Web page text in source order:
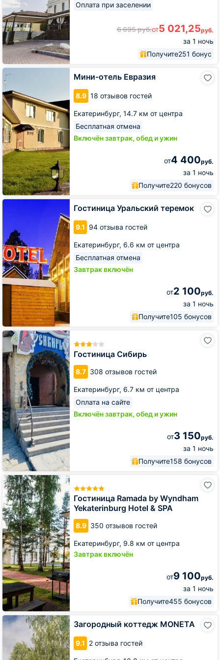
Оплата при заселении
6 695руб.от5 021,25руб.
за 1 ночь
Получите251 бонус
Мини-отель Евразия
8.9 18 отзывов гостей
Екатеринбург, 14.7 км от центра
Бесплатная отмена
Включён завтрак, обед и ужин
от4 400руб.
за 1 ночь
Получите220 бонусов
Мини-
отель
Евразия
Гостиница Уральский теремок
9.1 94 отзыва гостей
Екатеринбург, 6.6 км от центра
Бесплатная отмена
Завтрак включён
от2 100руб.
за 1 ночь
Получите105 бонусов
Гостиница
Гостиница Сибирь
8.7 308 отзывов гостей
Екатеринбург, 6.7 км от центра
Оплата на сайте
Включён завтрак, обед и ужин
от3 150руб.
за 1 ночь
Получите158 бонусов
Гостиница
Сибирь
Гостиница Ramada by Wyndham
Yekaterinburg Hotel & SPA
8.9 350 отзывов гостей
Екатеринбург, 9.8 км от центра
Завтрак включён
от9 100руб.
за 1 ночь
Получите455 бонусов
Гостиница
Ramada
by
Wyndham
Yekaterinburg
Hotel
&
SPA
Загородный коттедж MONETA
9.1 2 отзыва гостей
Загородный
коттедж